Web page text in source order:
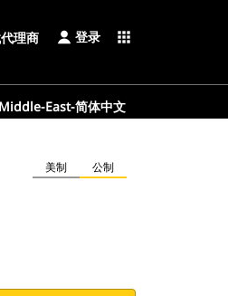
理商 登录 apps
East-简体中文
美制 公制